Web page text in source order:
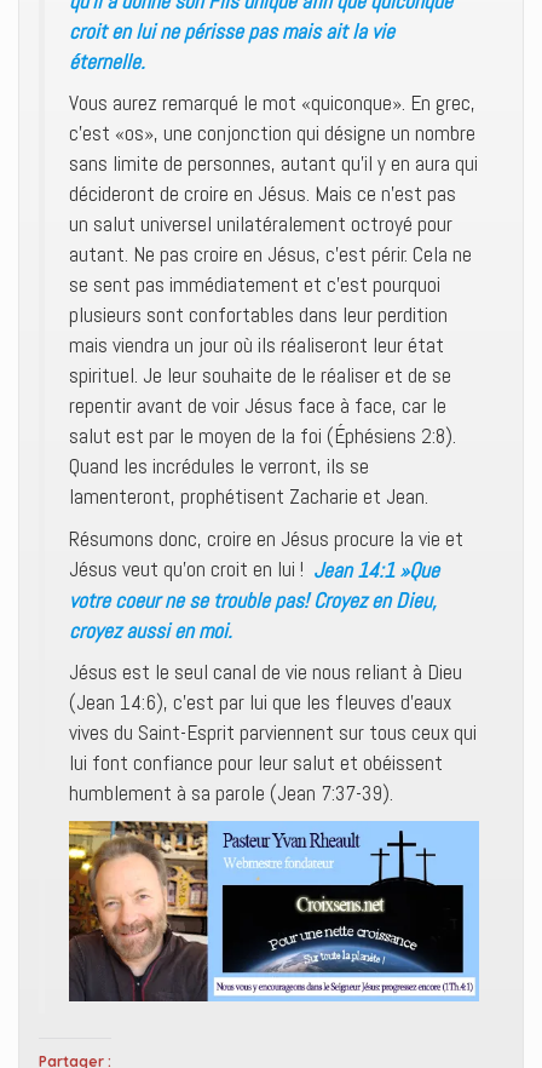
croit en lui ne périsse pas mais ait la vie
éternelle.
Vous aurez remarqué le mot «quiconque». En grec,
c’est «os», une conjonction qui désigne un nombre
sans limite de personnes, autant qu’il y en aura qui
décideront de croire en Jésus. Mais ce n’est pas
un salut universel unilatéralement octroyé pour
autant. Ne pas croire en Jésus, c’est périr. Cela ne
se sent pas immédiatement et c’est pourquoi
plusieurs sont confortables dans leur perdition
mais viendra un jour où ils réaliseront leur état
spirituel. Je leur souhaite de le réaliser et de se
repentir avant de voir Jésus face à face, car le
salut est par le moyen de la foi (Éphésiens 2:8).
Quand les incrédules le verront, ils se
lamenteront, prophétisent Zacharie et Jean.
Résumons donc, croire en Jésus procure la vie et
Jésus veut qu’on croit en lui ! Jean 14:1 »Que
votre coeur ne se trouble pas! Croyez en Dieu,
croyez aussi en moi.
Jésus est le seul canal de vie nous reliant à Dieu
(Jean 14:6), c’est par lui que les fleuves d’eaux
vives du Saint-Esprit parviennent sur tous ceux qui
lui font confiance pour leur salut et obéissent
humblement à sa parole (Jean 7:37-39).
Partager :